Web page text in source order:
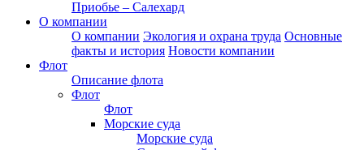
Приобье – Салехард
О компании
О компании Экология и охрана труда Основные
факты и история Новости компании
Флот
Описание флота
Флот
Флот
Морские суда
Морские суда